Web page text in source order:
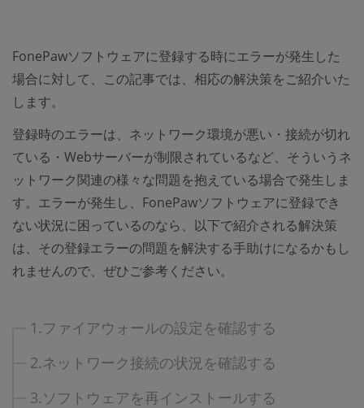
FonePawソフトウェアに登録する時にエラーが発生した
場合に対して、この記事では、相応の解決策をご紹介いた
します。
登録時のエラーは、ネットワーク環境が悪い・接続が切れ
ている・Webサーバーが制限されているなど、そういうネ
ットワーク関連の様々な問題を抱えている場合で発生しま
す。エラーが発生し、FonePawソフトウェアに登録でき
ない状況に困っているのなら、以下で紹介される解決策
は、その登録エラーの問題を解決する手助けになるかもし
れませんので、ぜひご参考ください。
1.ファイアウォールの設定を確認する
2.ネットワーク接続の状況を確認する
3.ソフトウェアを再インストールする